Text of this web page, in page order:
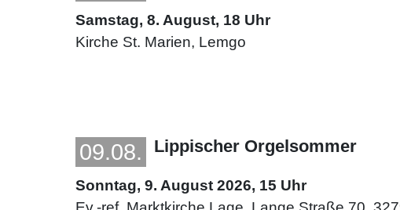
Samstag, 8. August, 18 Uhr
Kirche St. Marien, Lemgo
09.08. Lippischer Orgelsommer
Sonntag, 9. August 2026, 15 Uhr